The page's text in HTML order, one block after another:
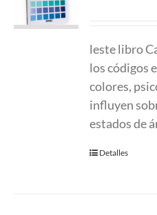
leste libro
los códigos
colores,
influyen
estados de
Detalles